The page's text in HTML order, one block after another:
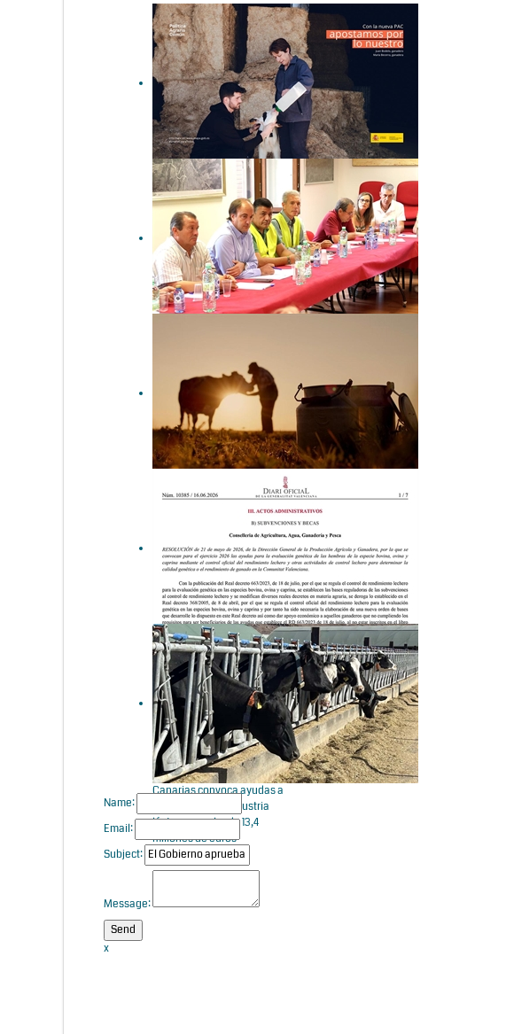
Más de 563.000 agricultores
y ganaderos presentan la
solicitud única de la PAC
para la campaña 2026
los animales de las granjas
afectadas por el incendio
garantizar la recogida de
leche en zonas de montaña
La Comunidad Valenciana
destina 54.000 euros a
mejorar la calidad y el
rendimiento lechero
Canarias convoca ayudas a
la producción e industria
láctea por valor de 13,4
millones de euros
Name:
Email:
Subject:
Message:
x